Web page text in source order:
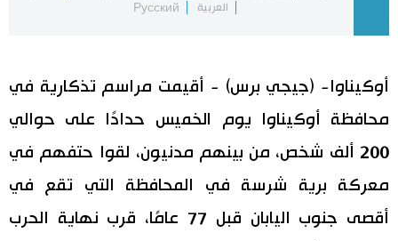
اليابان في فيديو
مانغا وأنيمي
علوم وتكنولوجيا
العربية
Русский
أوكيناوا- (جيجي برس) - أقيمت مراسم تذكارية في
محافظة أوكيناوا يوم الخميس حدادًا على حوالي
200 ألف شخص، من بينهم مدنيون، لقوا حتفهم في
معركة برية شرسة في المحافظة التي تقع في
أقصى جنوب اليابان قبل 77 عامًا، قرب نهاية الحرب